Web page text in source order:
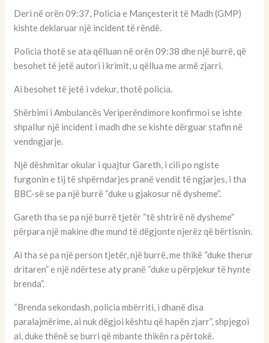
Deri në orën 09:37, Policia e Mançesterit të Madh (GMP)
kishte deklaruar një incident të rëndë.
Policia thotë se ata qëlluan në orën 09:38 dhe një burrë, që
besohet të jetë autori i krimit, u qëllua me armë zjarri.
Ai besohet të jetë i vdekur, thotë policia.
Shërbimi i Ambulancës Veriperëndimore konfirmoi se ishte
shpallur një incident i madh dhe se kishte dërguar stafin në
vendngjarje.
Një dëshmitar okular i quajtur Gareth, i cili po ngiste
furgonin e tij të shpërndarjes pranë vendit të ngjarjes, i tha
BBC-së se pa një burrë “duke u gjakosur në dysheme”.
Gareth tha se pa një burrë tjetër “të shtrirë në dysheme”
përpara një makine dhe mund të dëgjonte njerëz që bërtisnin.
Ai tha se pa një person tjetër, një burrë, me thikë “duke therur
dritaren” e një ndërtese aty pranë “duke u përpjekur të hynte
brenda”.
“Brenda sekondash, policia mbërriti, i dhanë disa
paralajmërime, ai nuk dëgjoi kështu që hapën zjarr”, shpjegoi
ai, duke thënë se burri që mbante thikën ra përtokë.